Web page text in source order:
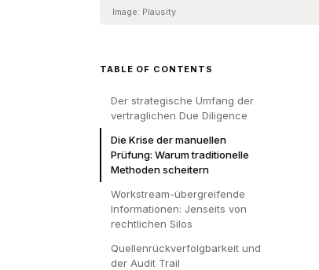
Image: Plausity
TABLE OF CONTENTS
Der strategische Umfang der
vertraglichen Due Diligence
Die Krise der manuellen
Prüfung: Warum traditionelle
Methoden scheitern
Workstream-übergreifende
Informationen: Jenseits von
rechtlichen Silos
Quellenrückverfolgbarkeit und
der Audit Trail